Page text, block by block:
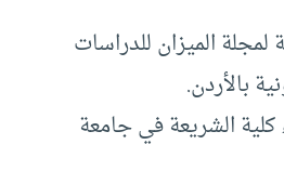
لمجلة الميزان للدراسات
بالأردن.
الشريعة في جامعة